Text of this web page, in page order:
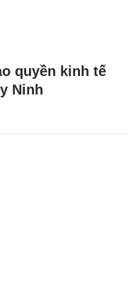
quyền kinh tế
Ninh